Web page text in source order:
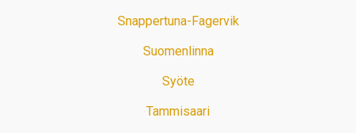
Snappertuna-Fagervik
Suomenlinna
Syöte
Tammisaari